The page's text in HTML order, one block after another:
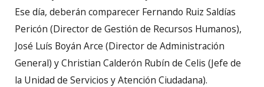
Ese día, deberán comparecer Fernando Ruiz Saldías
Pericón (Director de Gestión de Recursos Humanos),
José Luís Boyán Arce (Director de Administración
General) y Christian Calderón Rubín de Celis (Jefe de
la Unidad de Servicios y Atención Ciudadana).